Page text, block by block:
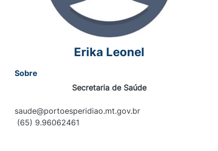
Erika Leonel
Sobre
Secretaria de Saúde
saude@portoesperidiao.mt.gov.br
(65) 9.96062461